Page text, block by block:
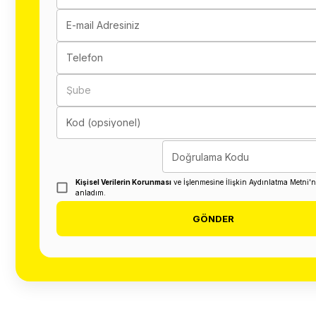
E-mail Adresiniz
Telefon
Şube
Kod (opsiyonel)
Doğrulama Kodu
Kişisel Verilerin Korunması ve İşlenmesine İlişkin Aydınlatma
anladım.
GÖNDER